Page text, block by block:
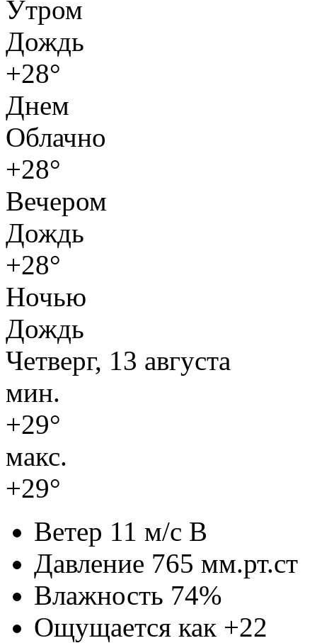
Утром
Дождь
+28°
Днем
Облачно
+28°
Вечером
Дождь
+28°
Ночью
Дождь
Четверг, 13 августа
мин.
+29°
макс.
+29°
Ветер 11 м/с В
Давление 765 мм.рт.ст
Влажность 74%
Ощущается как +22